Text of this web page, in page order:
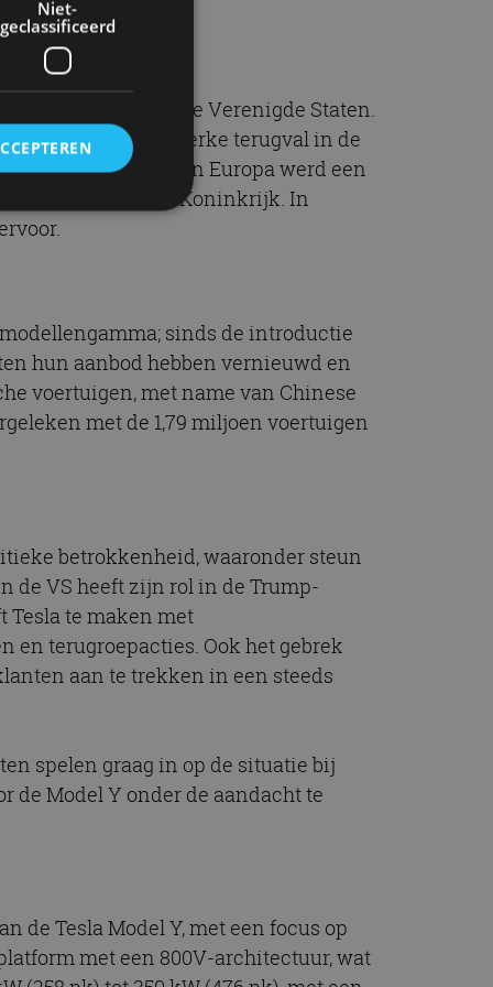
Europa en de Verenigde Staten.
door een sterke terugval in de
in het land was. In Europa werd een
in het Verenigd Koninkrijk. In
sinds de introductie
hun aanbod hebben vernieuwd en
voertuigen, met name van Chinese
met de 1,79 miljoen voertuigen
betrokkenheid, waaronder steun
de VS heeft zijn rol in de Trump-
Tesla te maken met
en terugroepacties. Ook het gebrek
aan te trekken in een steeds
spelen graag in op de situatie bij
de Model Y onder de aandacht te
de Tesla Model Y, met een focus op
met een 800V-architectuur, wat
Niet-
geclassificeerd
en
om
de bezoeker
- wat een
van
te
leveren, zoals
die de